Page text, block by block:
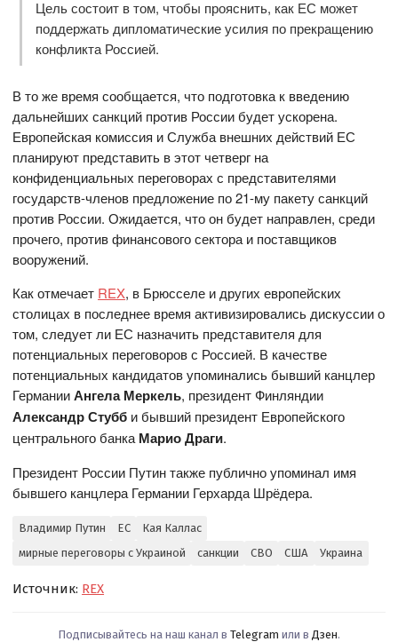
Цель состоит в том, чтобы прояснить, как ЕС может
поддержать дипломатические усилия по прекращению
конфликта Россией.
В то же время сообщается, что подготовка к введению
дальнейших санкций против России будет ускорена.
Европейская комиссия и Служба внешних действий ЕС
планируют представить в этот четверг на
конфиденциальных переговорах с представителями
государств-членов предложение по 21-му пакету санкций
против России. Ожидается, что он будет направлен, среди
прочего, против финансового сектора и поставщиков
вооружений.
Как отмечает REX, в Брюсселе и других европейских
столицах в последнее время активизировались дискуссии о
том, следует ли ЕС назначить представителя для
потенциальных переговоров с Россией. В качестве
потенциальных кандидатов упоминались бывший канцлер
ГерманииАнгела Меркель, президент Финляндии
Александр Стубб и бывший президент Европейского
центрального банка Марио Драги.
Президент России Путин также публично упоминал имя
бывшего канцлера Германии Герхарда Шрёдера.
Владимир Путин ЕС
Кая Каллас
мирные переговоры с Украиной
санкции СВО США Украина
Источник: REX
Подписывайтесь на наш канал в Telegram или в Дзен.